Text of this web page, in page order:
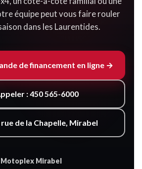
équipe peut vous faire rouler
dans les Laurentides.
de financement en ligne →
: 450 565-6000
rue de la Chapelle, Mirabel
Motoplex Mirabel